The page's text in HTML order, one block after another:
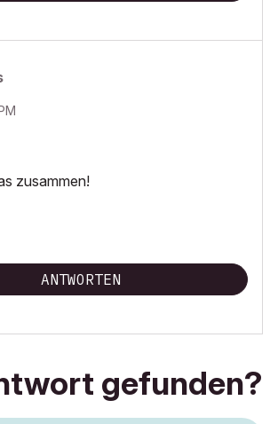
zusammen!
ANTWORTEN
gefunden?